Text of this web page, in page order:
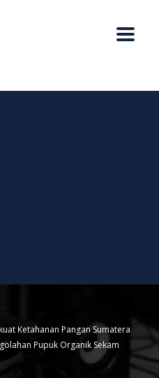
Ketahanan Pangan Sumatera
Pupuk Organik Sekam